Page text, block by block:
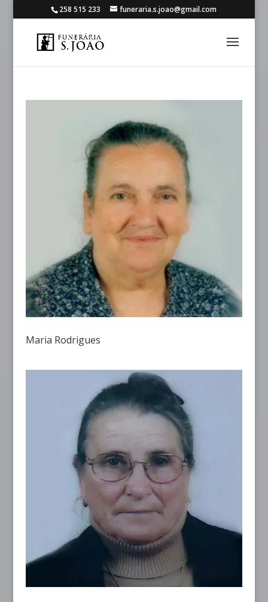
258 515 233 funeraria.s.joao@gmail.com
Maria Rodrigues